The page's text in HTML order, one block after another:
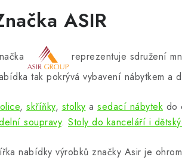
ASIR
reprezentuje sdružení
tak pokrývá vybavení nábytkem a
, skříňky, stolky a sedací nábytek do
soupravy. Stoly do kanceláří i
nabídky výrobků značky Asir je